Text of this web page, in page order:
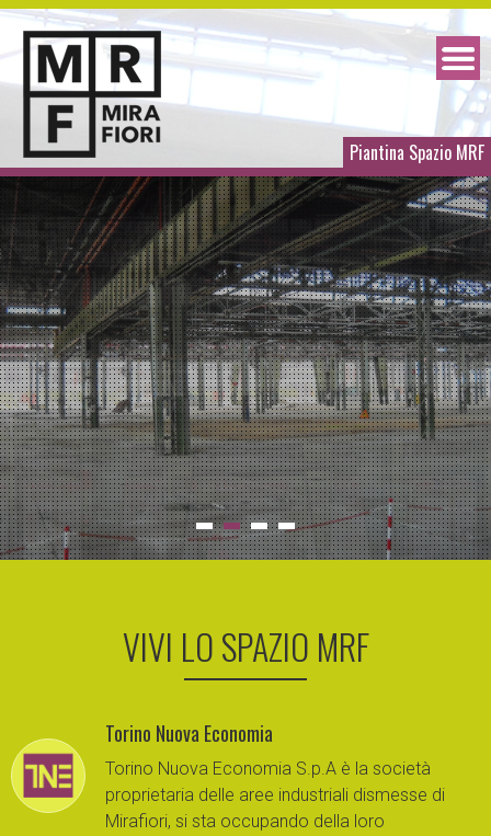
Piantina Spazio MRF
VIVI LO SPAZIO MRF
Torino Nuova Economia
Torino Nuova Economia S.p.A è la società
proprietaria delle aree industriali dismesse di
Mirafiori, si sta occupando della loro